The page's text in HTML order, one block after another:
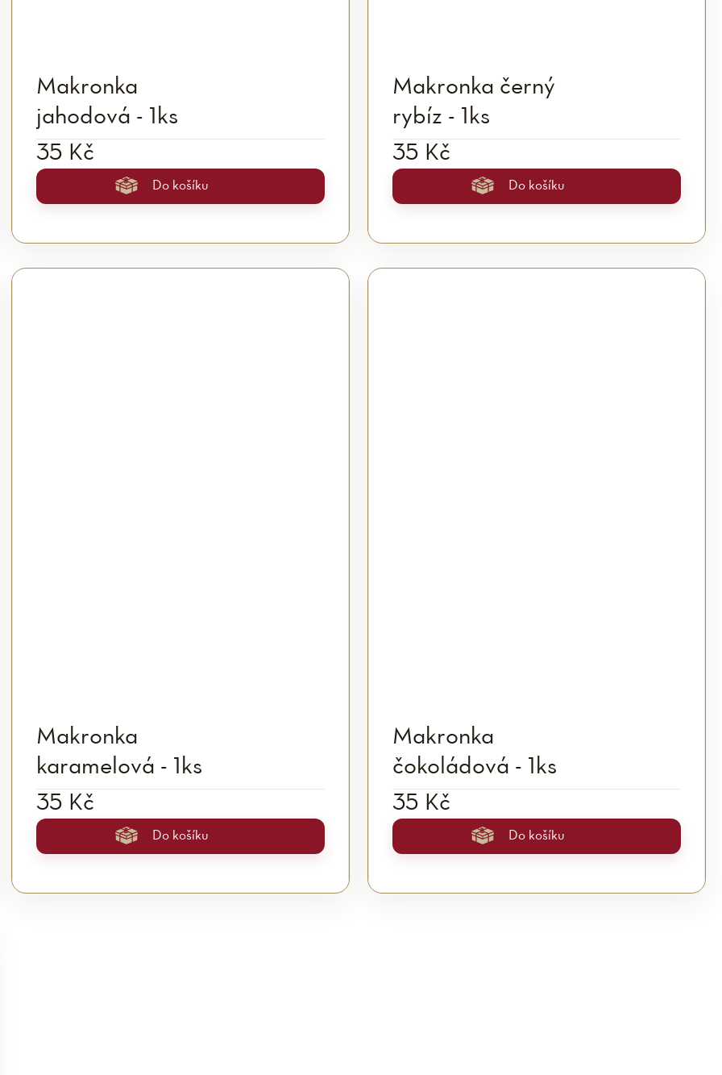
Makronka
jahodová - 1ks
35 Kč
Do košíku
Makronka černý
rybíz - 1ks
35 Kč
Do košíku
Makronka
karamelová - 1ks
35 Kč
Do košíku
Makronka
čokoládová - 1ks
35 Kč
Do košíku